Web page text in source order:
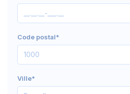
Code postal*
Ville*